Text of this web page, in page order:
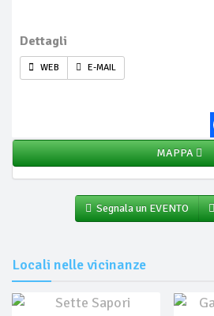
Dettagli
WEB E-MAIL
MAPPA
Segnala un EVENTO
Locali nelle vicinanze